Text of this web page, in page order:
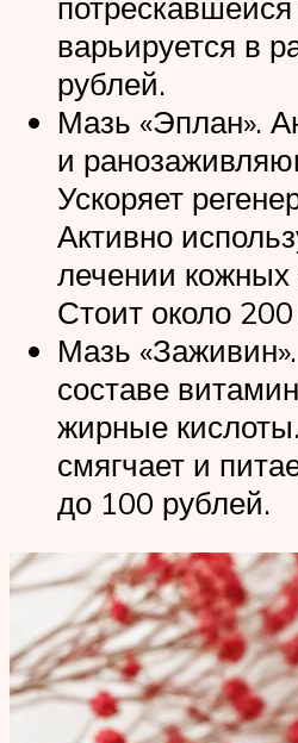
варьируется в
рублей.
Мазь «Эплан».
и
Ускоряет
Активно
лечении кожных
Стоит около
Мазь
составе
жирные
смягчает и
до 100 рублей.